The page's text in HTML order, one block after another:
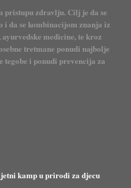
pristupu zdravlju. Cilj je da se
da se kombinacijom znanja iz
medicine, te kroz
tretmane ponudi najbolje
tegobe i ponudi prevencija za
kamp u prirodi za djecu